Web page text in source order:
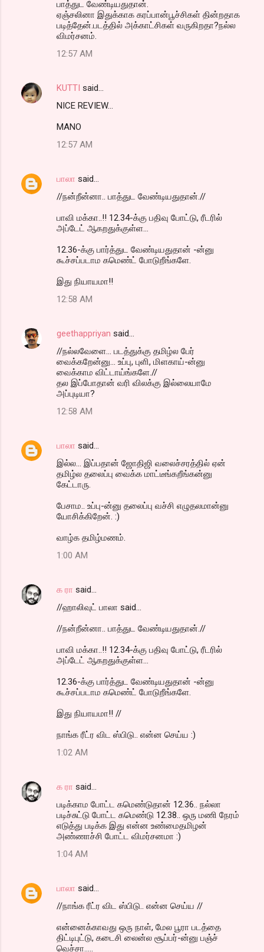
பாத்துட வேண்டியதுதான்.
ஏஞ்சலினா இதுக்காக கரப்பான்பூச்சிகள் தின்றதாக
படித்தேன்.படத்தில் அக்காட்சிகள் வருகிறதா?நல்ல
விமர்சனம்.
12:57 AM
KUTTI said…
NICE REVIEW...
MANO
12:57 AM
பாலா said…
//நன்றீன்னா.. பாத்துட வேண்டியதுதான்.//
பாவி மக்கா..!! 12.34-க்கு பதிவு போட்டு, ரீடரில்
அப்டேட் ஆகறதுக்குள்ள...
12.36-க்கு பார்த்துட வேண்டியதுதான் -ன்னு
கூச்சப்படாம கமெண்ட் போடுறீங்களே.
இது நியாயமா!!
12:58 AM
geethappriyan said…
//நல்லவேளை... படத்துக்கு தமிழ்ல பேர்
வைக்கறேன்னு... உப்பு, புளி, மிளகாய்-ன்னு
வைக்காம விட்டாய்ங்களே.//
தல இப்போதான் வரி விலக்கு இல்லையாமே
அப்புடியா?
12:58 AM
பாலா said…
இல்ல... இப்பதான் ஜோதிஜி வலைச்சரத்தில் ஏன்
தமிழ்ல தலைப்பு வைக்க மாட்டீங்கறீங்கன்னு
கேட்டாரு.
பேசாம.. உப்பு-ன்னு தலைப்பு வச்சி எழுதலமான்னு
யோசிக்கிறேன். :)
வாழ்க தமிழ்மணம்.
1:00 AM
க ரா said…
//ஹாலிவுட் பாலா said...
//நன்றீன்னா.. பாத்துட வேண்டியதுதான்.//
பாவி மக்கா..!! 12.34-க்கு பதிவு போட்டு, ரீடரில்
அப்டேட் ஆகறதுக்குள்ள...
12.36-க்கு பார்த்துட வேண்டியதுதான் -ன்னு
கூச்சப்படாம கமெண்ட் போடுறீங்களே.
இது நியாயமா!! //
நாங்க ரீட்ர விட ஸ்பிடு.. என்ன செய்ய :)
1:02 AM
க ரா said…
படிக்காம போட்ட கமெண்டுதான் 12.36.. நல்லா
படிச்சுட்டு போட்ட கமெண்டு 12.38.. ஒரு மணி நேரம்
எடுத்து படிக்க இது என்ன உண்மைதமிழன்
அண்ணாச்சி போட்ட விமர்சனமா :)
1:04 AM
பாலா said…
//நாங்க ரீட்ர விட ஸ்பிடு.. என்ன செய்ய //
என்னைக்காவது ஒரு நாள், மேல பூரா படத்தை
திட்டிபுட்டு, கடைசி லைன்ல சூப்பர்-ன்னு பஞ்ச்
வெச்சா.....